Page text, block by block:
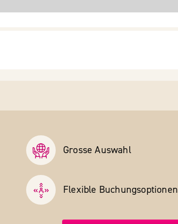
Grosse Auswahl
Flexible Buchungs­optionen